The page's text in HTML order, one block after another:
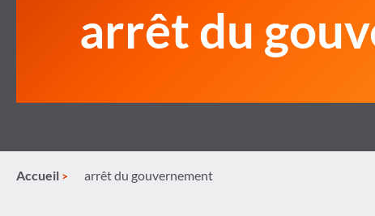
arrêt du
Accueil arrêt du gouvernement